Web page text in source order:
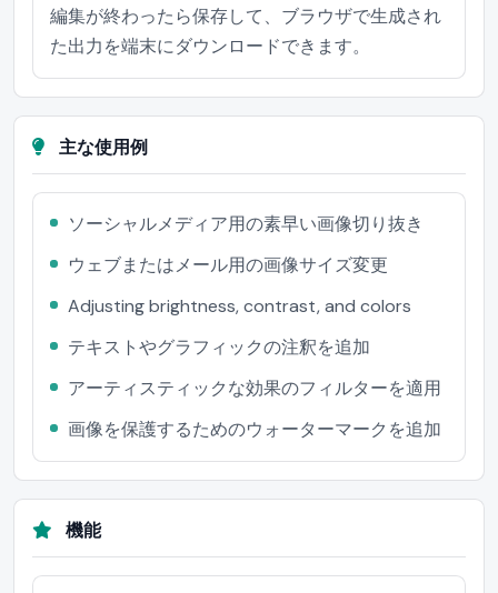
編集が終わったら保存して、ブラウザで生成され
た出力を端末にダウンロードできます。
主な使用例
ソーシャルメディア用の素早い画像切り抜き
ウェブまたはメール用の画像サイズ変更
Adjusting brightness, contrast, and colors
テキストやグラフィックの注釈を追加
アーティスティックな効果のフィルターを適用
画像を保護するためのウォーターマークを追加
機能